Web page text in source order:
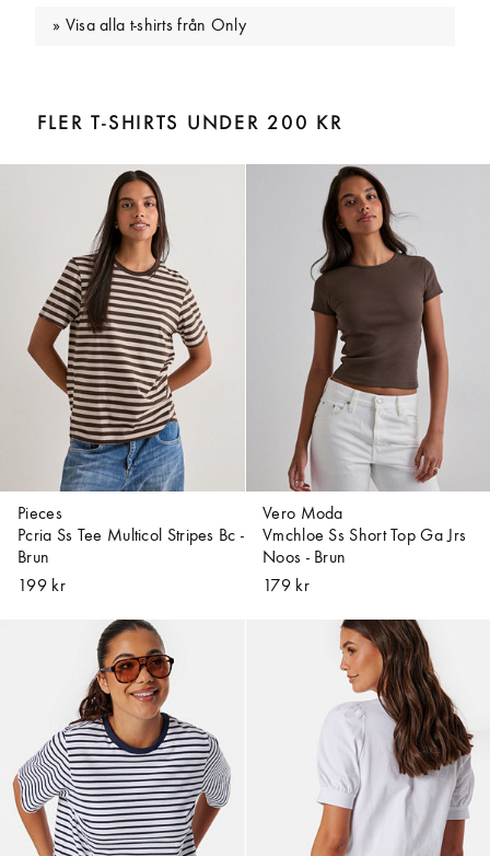
Visa alla t-shirts från Only
FLER T-SHIRTS UNDER 200 KR
Pieces
Pcria Ss Tee Multicol Stripes Bc -
Brun
199 kr
Vero Moda
Vmchloe Ss Short Top Ga Jrs
Noos - Brun
179 kr